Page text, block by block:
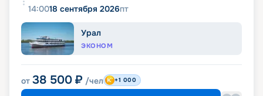
14:0018 сентября 2026пт
Урал
ЭКОНОМ
от 38 500 ₽ /чел +1 000